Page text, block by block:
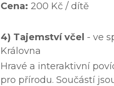
Cena: 200 Kč / dítě
4) Tajemství včel - ve
Královna
Hravé a interaktivní
pro přírodu. Součástí